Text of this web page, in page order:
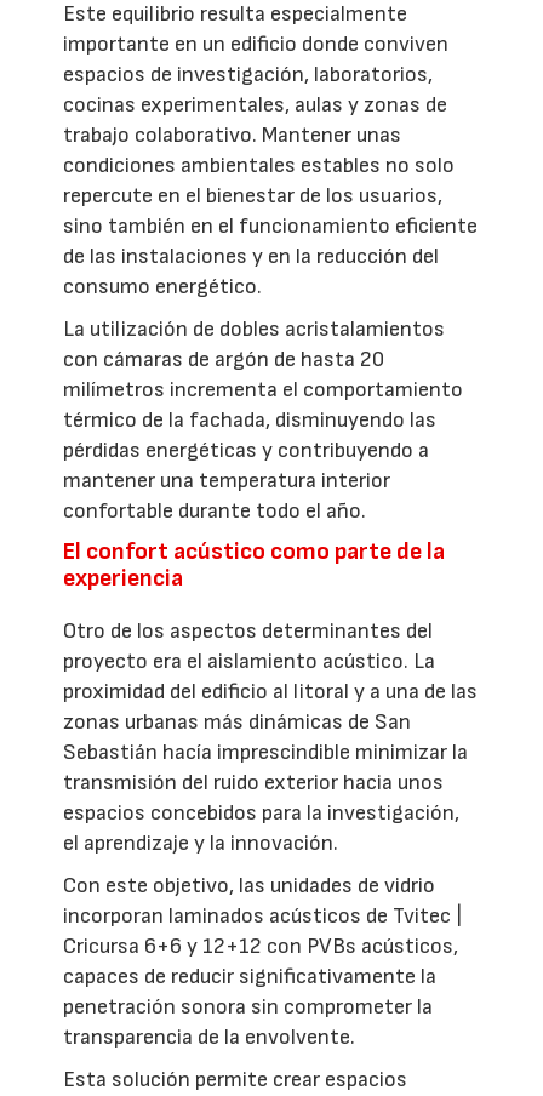
Este equilibrio resulta especialmente
importante en un edificio donde conviven
espacios de investigación, laboratorios,
cocinas experimentales, aulas y zonas de
trabajo colaborativo. Mantener unas
condiciones ambientales estables no solo
repercute en el bienestar de los usuarios,
sino también en el funcionamiento eficiente
de las instalaciones y en la reducción del
consumo energético.
La utilización de dobles acristalamientos
con cámaras de argón de hasta 20
milímetros incrementa el comportamiento
térmico de la fachada, disminuyendo las
pérdidas energéticas y contribuyendo a
mantener una temperatura interior
confortable durante todo el año.
El confort acústico como parte de la
experiencia
Otro de los aspectos determinantes del
proyecto era el aislamiento acústico. La
proximidad del edificio al litoral y a una de las
zonas urbanas más dinámicas de San
Sebastián hacía imprescindible minimizar la
transmisión del ruido exterior hacia unos
espacios concebidos para la investigación,
el aprendizaje y la innovación.
Con este objetivo, las unidades de vidrio
incorporan laminados acústicos de Tvitec |
Cricursa 6+6 y 12+12 con PVBs acústicos,
capaces de reducir significativamente la
penetración sonora sin comprometer la
transparencia de la envolvente.
Esta solución permite crear espacios